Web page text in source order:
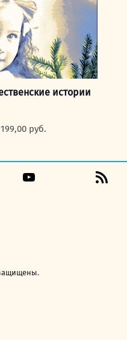
истории
Первоначальная
249,00 руб..
199,00 руб.
защищены.